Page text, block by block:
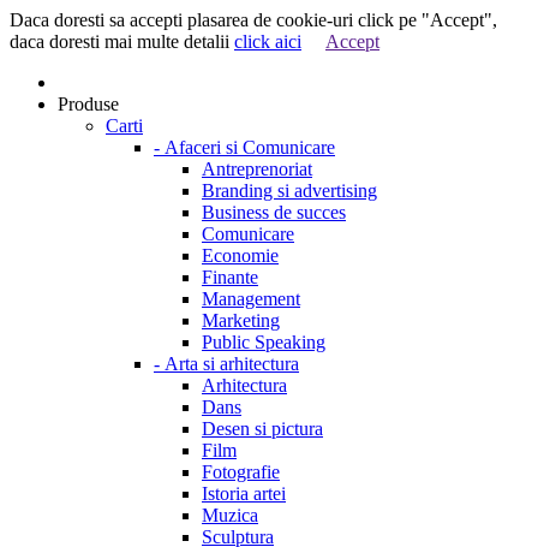
Daca doresti sa accepti plasarea de cookie-uri click pe "Accept",
daca doresti mai multe detalii click aici Accept
Produse
Carti
- Afaceri si Comunicare
Antreprenoriat
Branding si advertising
Business de succes
Comunicare
Economie
Finante
Management
Marketing
Public Speaking
- Arta si arhitectura
Arhitectura
Dans
Desen si pictura
Film
Fotografie
Istoria artei
Muzica
Sculptura